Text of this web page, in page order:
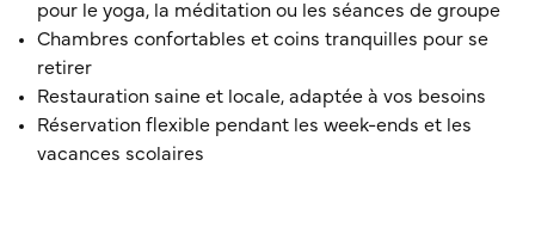
pour le yoga, la méditation ou les séances de groupe
Chambres confortables et coins tranquilles pour se
retirer
Restauration saine et locale, adaptée à vos besoins
Réservation flexible pendant les week-ends et les
vacances scolaires